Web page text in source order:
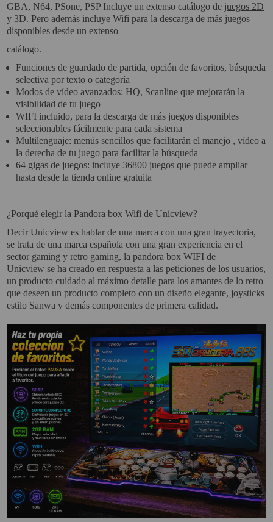
REACONDICIONADOS
SUPER OFERTAS
¿QUÉ MODELO NECESITO?
OFERTAS DESTACADAS
TIPOS DE PROYECTOR
PANTALLAS DE
PROYECCIÓN
PRODUCTOS
RECOMENDADOS
CABLES Y ACCESORIOS
Atención Pedidos:
951 10 21 22
Lunes a Viernes: 9.00h a 15.30h
pedidos@proyectorbarato.com
Asistencia Técnica:
soporte@proyectorbarato.com
GBA, N64, PSone, PSP Incluye un extenso catálogo de juegos 2D
y 3D. Pero además incluye Wifi para la descarga de más juegos
disponibles desde un extenso
catálogo.
Funciones de guardado de partida, opción de favoritos, búsqueda
selectiva por texto o categoría
Modos de vídeo avanzados: HQ, Scanline que mejorarán la
visibilidad de tu juego
WIFI incluido, para la descarga de más juegos disponibles
seleccionables fácilmente para cada sistema
Multilenguaje: menús sencillos que facilitarán el manejo , vídeo a
la derecha de tu juego para facilitar la búsqueda
64 gigas de juegos: incluye 36800 juegos que puede ampliar
hasta desde la tienda online gratuita
¿Porqué elegir la Pandora box Wifi de Unicview?
Decir Unicview es hablar deuna marca con una gran trayectoria,
se trata de unamarca española con una gran experiencia en el
sector gaming y retro gaming,la pandora box WIFI de
Unicview se ha creado en respuesta a las peticiones de los usuarios,
un producto cuidado al máximo detalle para los amantes de lo retro
que deseen unproducto completo con un diseño elegante, joysticks
estilo Sanwa y demás componentes de primera calidad.